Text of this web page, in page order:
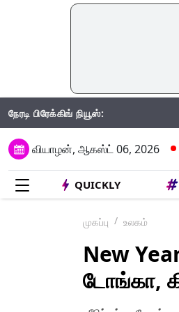
நேரடி பிரேக்கிங் நியூஸ்:
வியாழன், ஆகஸ்ட் 06, 2026
QUICKLY
முகப்பு உலகம்
New
டோங்கா,